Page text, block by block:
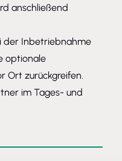
anschließend
der Inbetriebnahme
optionale
Ort zurückgreifen.
im Tages- und